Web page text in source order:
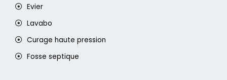
Evier
Lavabo
Curage haute pression
Fosse septique